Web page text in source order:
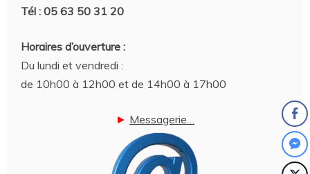
Tél : 05 63 50 31 20
Horaires d’ouverture :
Du lundi et vendredi :
de 10h00 à 12h00 et de 14h00 à 17h00
► Messagerie…